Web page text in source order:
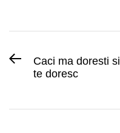
Post
navigation
PreviousCaci ma doresti si
te doresc